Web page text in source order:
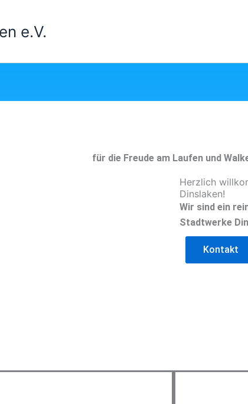
e.V.
für die Freude am Laufen und
Herzlich
Dinslaken!
Wir sind ein
Stadtwerke
Kontakt